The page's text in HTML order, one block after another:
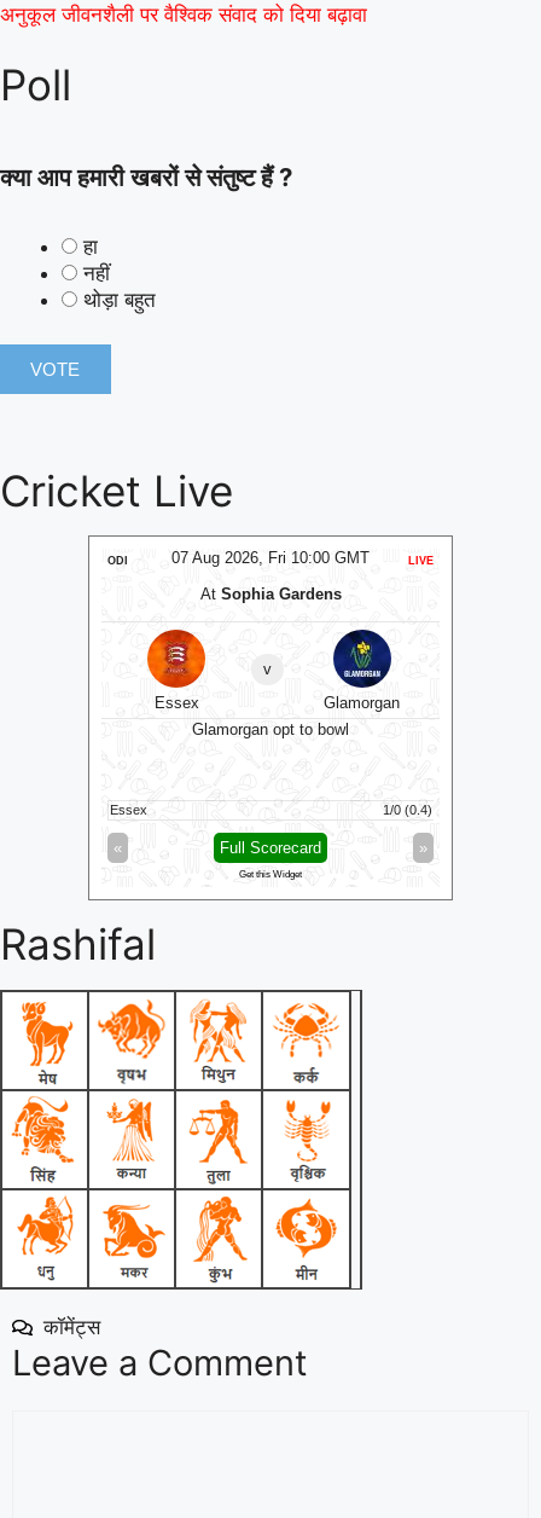
अनुकूल जीवनशैली पर वैश्विक संवाद को दिया बढ़ावा
Poll
क्या आप हमारी खबरों से संतुष्ट हैं ?
हा
नहीं
थोड़ा बहुत
Cricket Live
07 Aug 2026, Fri 10:00 GMT
ODI LIVE
At Sophia Gardens
Essex
v
Glamorgan
Glamorgan opt to bowl
Essex 1/0 (0.4)
« »
Full Scorecard
Get this Widget
Rashifal
कॉमेंट्स
Leave a Comment